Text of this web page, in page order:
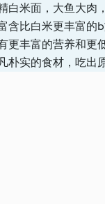
白米面，大鱼大肉
含比白米更丰富的
更丰富的营养和更
朴实的食材，吃出